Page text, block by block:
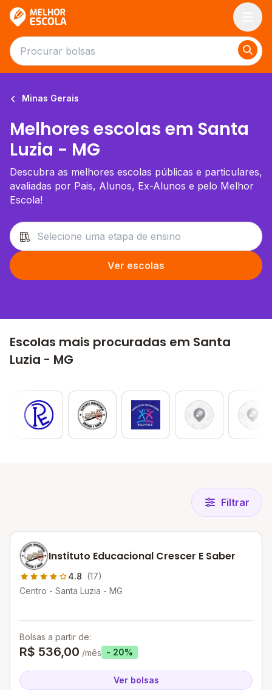
Minas Gerais
Melhores escolas em Santa
Luzia - MG
Descubra as melhores escolas públicas e particulares,
avaliadas por Pais, Alunos, Ex-Alunos e pelo Melhor
Escola!
Ver escolas
Escolas mais procuradas em Santa
Luzia - MG
Filtrar
Instituto Educacional Crescer E Saber
4.8 (17)
Centro - Santa Luzia - MG
Bolsas a partir de:
R$ 536,00 /mês - 20%
Ver bolsas